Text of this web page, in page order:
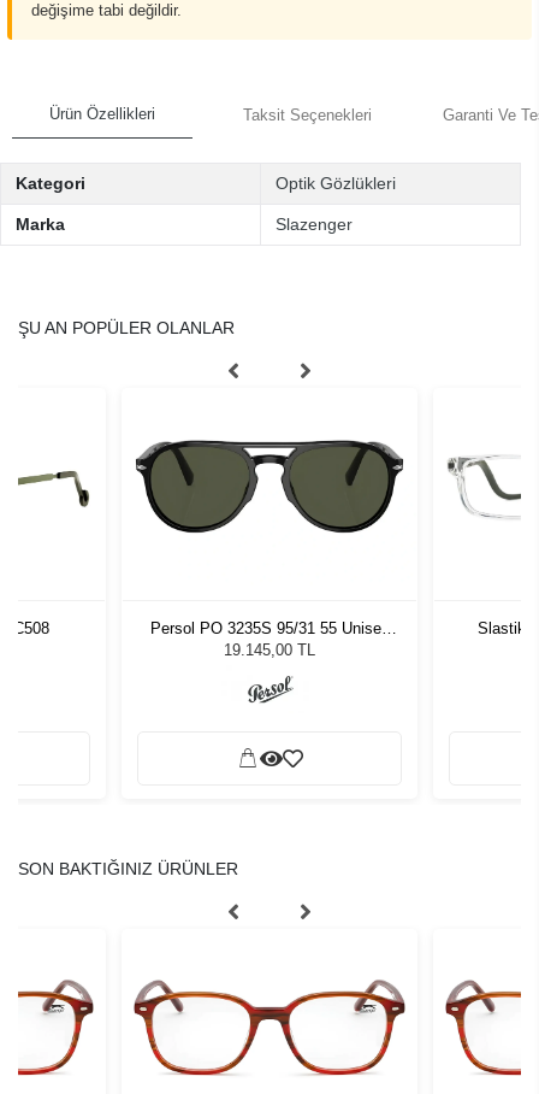
değişime tabi değildir.
Ürün Özellikleri Taksit Seçenekleri Garanti Ve
Kategori Optik Gözlükleri
Marka Slazenger
ŞU AN POPÜLER OLANLAR
C508
Persol PO 3235S 95/31 55 Unisex
Güneş Gözlüğü
19.145,00 TL
Slastik
SON BAKTIĞINIZ ÜRÜNLER